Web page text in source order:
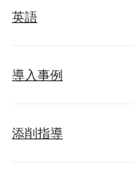
英語
導入事例
添削指導